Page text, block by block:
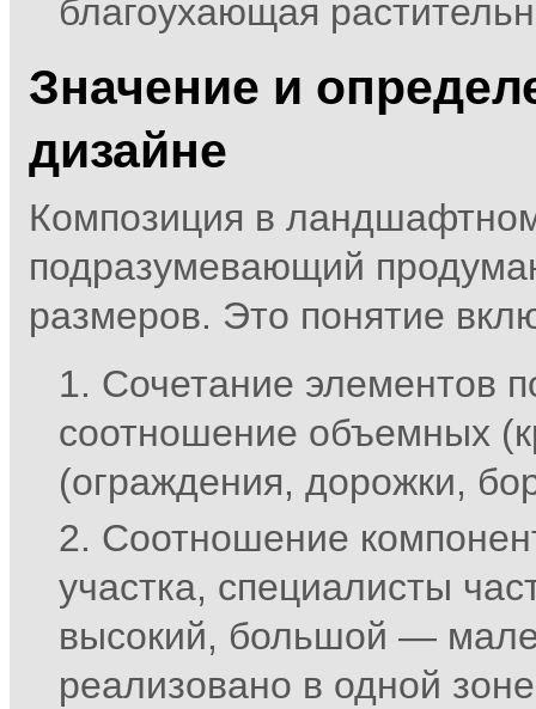
благоухающая
Значение и
дизайне
Композиция в
подразумевающий
размеров. Это понятие
Сочетание элементов
соотношение объемных
(ограждения, дорожки,
Соотношение
участка, специалисты
высокий, большой —
реализовано в одной